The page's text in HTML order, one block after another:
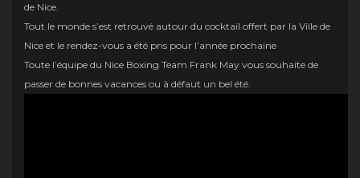
de Nice.
Tout le monde s’est retrouvé autour du cocktail offert par la Ville de
Nice et le rendez-vous a été pris pour l’année prochaine
Toute l’équipe du Nice Boxing Team Frank May vous souhaite de
passer de bonnes vacances ou à défaut un bel été.